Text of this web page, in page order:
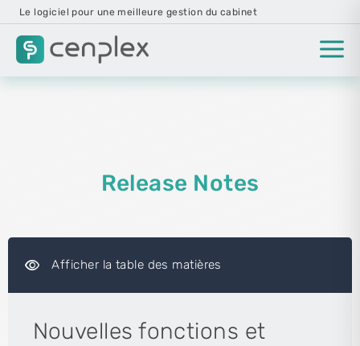
Le logiciel pour une meilleure gestion du cabinet
Release Notes
visibility Afficher la table des matières
Nouvelles fonctions et